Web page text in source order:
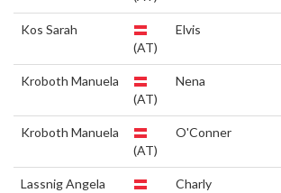
Kos Sarah
(AT)
Elvis
Kroboth Manuela
(AT)
Nena
Kroboth Manuela
(AT)
O'Conner
Lassnig Angela
Charly